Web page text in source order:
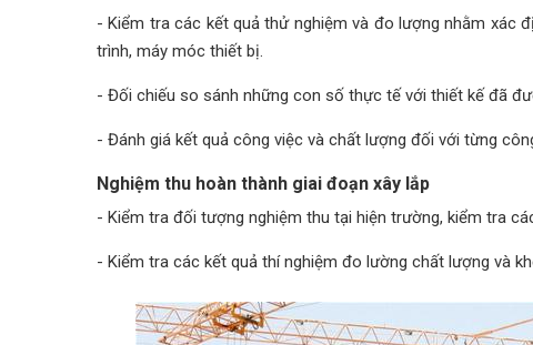
- Kiểm tra các kết quả thử nghiệm và đo lượng nhằm xác
trình, máy móc thiết bị.
- Đối chiếu so sánh những con số thực tế với thiết kế đã
- Đánh giá kết quả công việc và chất lượng đối với từng
Nghiệm thu hoàn thành giai đoạn xây lắp
- Kiểm tra đối tượng nghiệm thu tại hiện trường, kiểm tra
- Kiểm tra các kết quả thí nghiệm đo lường chất lượng và